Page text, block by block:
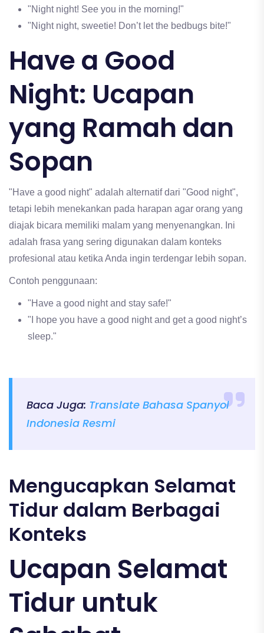
"Night night! See you in the morning!"
"Night night, sweetie! Don’t let the bedbugs bite!"
Have a Good
Night: Ucapan
yang Ramah dan
Sopan
"Have a good night" adalah alternatif dari "Good night",
tetapi lebih menekankan pada harapan agar orang yang
diajak bicara memiliki malam yang menyenangkan. Ini
adalah frasa yang sering digunakan dalam konteks
profesional atau ketika Anda ingin terdengar lebih sopan.
Contoh penggunaan:
"Have a good night and stay safe!"
"I hope you have a good night and get a good night’s
sleep."
Baca Juga: Translate Bahasa Spanyol
Indonesia Resmi
Mengucapkan Selamat
Tidur dalam Berbagai
Konteks
Ucapan Selamat
Tidur untuk